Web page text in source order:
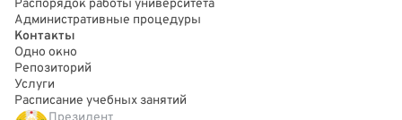
Распорядок работы университета
Административные процедуры
Контакты
Одно окно
Репозиторий
Услуги
Расписание учебных занятий